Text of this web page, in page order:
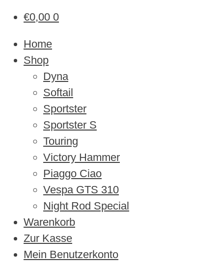
€0,00 0
Home
Shop
Dyna
Softail
Sportster
Sportster S
Touring
Victory Hammer
Piaggo Ciao
Vespa GTS 310
Night Rod Special
Warenkorb
Zur Kasse
Mein Benutzerkonto